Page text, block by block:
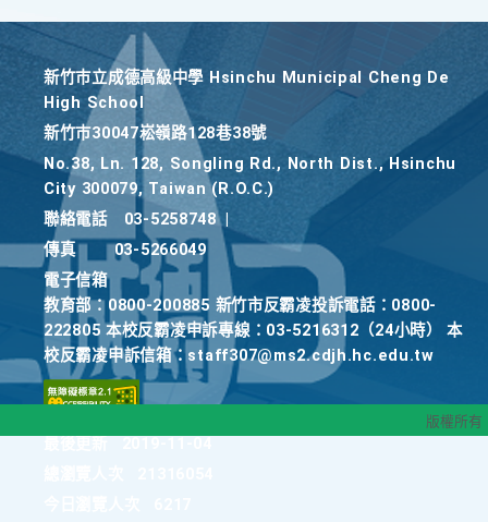
新竹巿立成德高級中學 Hsinchu Municipal Cheng De
High School
新竹巿30047崧嶺路128巷38號
No.38, Ln. 128, Songling Rd., North Dist., Hsinchu
City 300079, Taiwan (R.O.C.)
聯絡電話
03-5258748
傳真
03-5266049
電子信箱
教育部：0800-200885 新竹市反霸凌投訴電話：0800-
222805 本校反霸凌申訴專線：03-5216312（24小時） 本
校反霸凌申訴信箱：staff307@ms2.cdjh.hc.edu.tw
版權所有